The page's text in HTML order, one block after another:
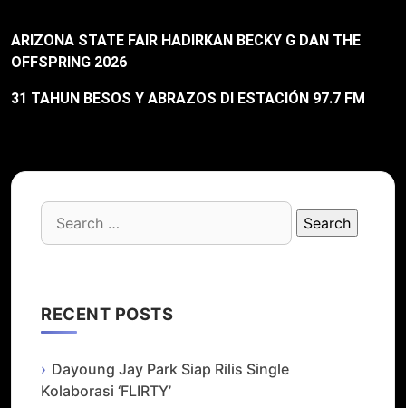
ARIZONA STATE FAIR HADIRKAN BECKY G DAN THE
OFFSPRING 2026
31 TAHUN BESOS Y ABRAZOS DI ESTACIÓN 97.7 FM
Search
for:
RECENT POSTS
Dayoung Jay Park Siap Rilis Single
Kolaborasi ‘FLIRTY’